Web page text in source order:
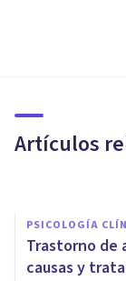
Artículos
PSICOLOGÍA
Trastorno de
causas y